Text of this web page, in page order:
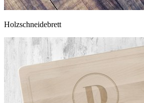
Holzschneidebrett